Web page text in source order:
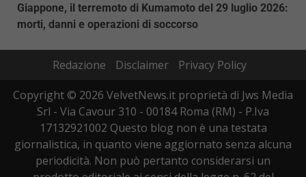
Giappone, il terremoto di Kumamoto del 29 luglio 2026:
morti, danni e operazioni di soccorso
Redazione Disclaimer
Privacy Policy
Copyright © 2026 VelvetNews.it proprietà di Jws Media
Srl - Via Cavour 310 - 00184 Roma (RM) - P.Iva
17132921002 Questo blog non è una testata
giornalistica, in quanto viene aggiornato senza alcuna
periodicità. Non può pertanto considerarsi un